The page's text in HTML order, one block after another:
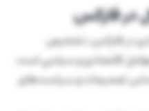
در فارکس
در فارکس، تشخیص
اقتصادی و سیاسی است.
اساس تصمیمات و سیاست‌های